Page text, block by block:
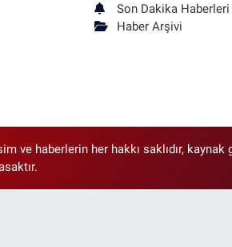
Son Dakika Haberleri
Haber Arşivi
ve haberlerin her hakkı saklıdır,